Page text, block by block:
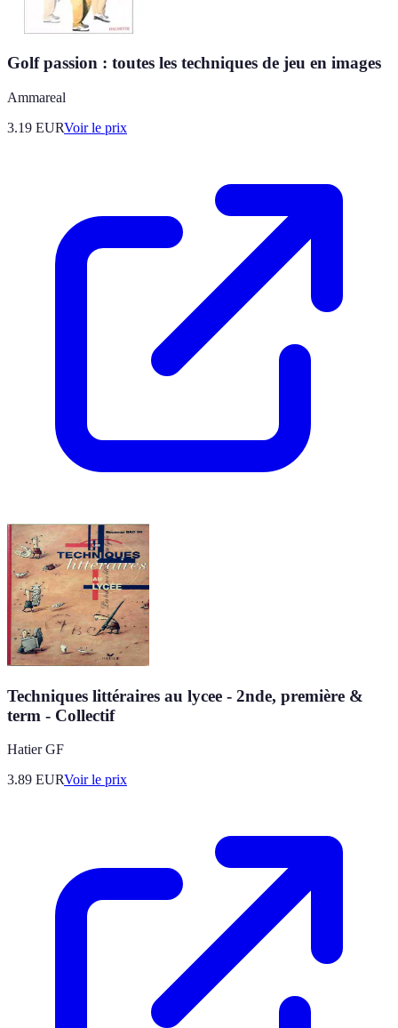
Golf passion : toutes les techniques de jeu en images
Ammareal
3.19 EURVoir le prix
Techniques littéraires au lycee - 2nde, première &
term - Collectif
Hatier GF
3.89 EURVoir le prix